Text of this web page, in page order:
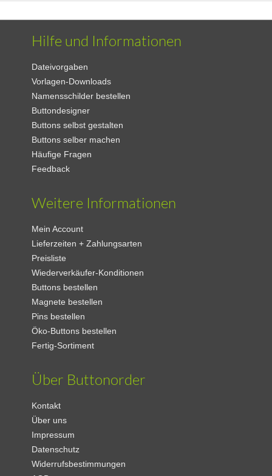
Hilfe und Informationen
Dateivorgaben
Vorlagen-Downloads
Namensschilder bestellen
Buttondesigner
Buttons selbst gestalten
Buttons selber machen
Häufige Fragen
Feedback
Weitere Informationen
Mein Account
Lieferzeiten + Zahlungsarten
Preisliste
Wiederverkäufer-Konditionen
Buttons bestellen
Magnete bestellen
Pins bestellen
Öko-Buttons bestellen
Fertig-Sortiment
Über Buttonorder
Kontakt
Über uns
Impressum
Datenschutz
Widerrufsbestimmungen